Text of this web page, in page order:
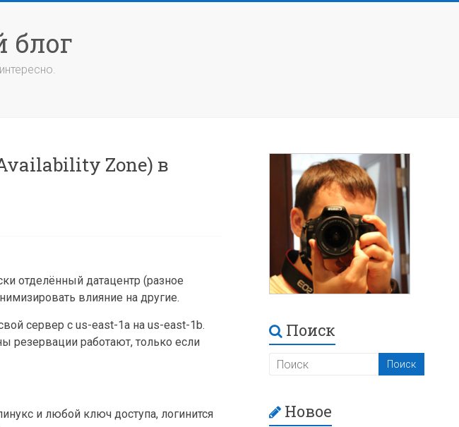
блог
Zone) в
отделённый датацентр (разное
влияние на другие.
сервер с us-east-1a на us-east-1b.
резервации работают, только если
и любой ключ доступа, логинится
Поиск
Новое